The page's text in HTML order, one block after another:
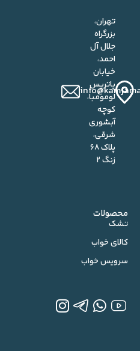
تهران،
بزرگراه
جلال آل
احمد،
خیابان
پاتریس
لومومبا،
کوچه
آبشوری
شرقی،
پلاک ۶۸
زنگ ۲
محصولات
تشک
کالای خواب
سرویس خواب